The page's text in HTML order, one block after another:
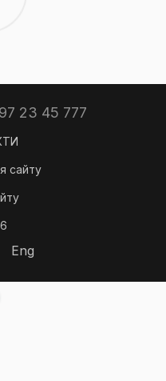
23 45 777
сайту
Eng